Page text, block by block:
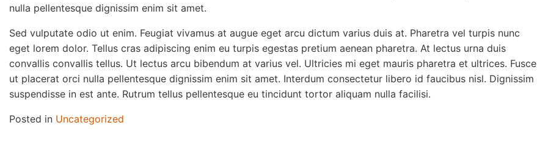
nulla pellentesque dignissim enim sit amet.
Sed vulputate odio ut enim. Feugiat vivamus at augue eget arcu dictum varius duis at. Pharetra vel turpis nunc
eget lorem dolor. Tellus cras adipiscing enim eu turpis egestas pretium aenean pharetra. At lectus urna duis
convallis convallis tellus. Ut lectus arcu bibendum at varius vel. Ultricies mi eget mauris pharetra et ultrices. Fusce
ut placerat orci nulla pellentesque dignissim enim sit amet. Interdum consectetur libero id faucibus nisl. Dignissim
suspendisse in est ante. Rutrum tellus pellentesque eu tincidunt tortor aliquam nulla facilisi.
Posted in Uncategorized